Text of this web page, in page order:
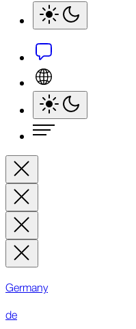
Germany
de